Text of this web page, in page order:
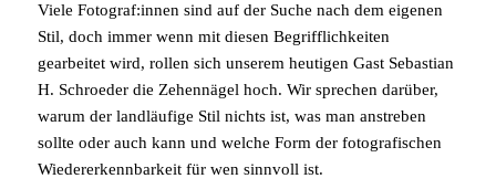
Viele Fotograf:innen sind auf der Suche nach dem eigenen
Stil, doch immer wenn mit diesen Begrifflichkeiten
gearbeitet wird, rollen sich unserem heutigen Gast Sebastian
H. Schroeder die Zehennägel hoch. Wir sprechen darüber,
warum der landläufige Stil nichts ist, was man anstreben
sollte oder auch kann und welche Form der fotografischen
Wiedererkennbarkeit für wen sinnvoll ist.